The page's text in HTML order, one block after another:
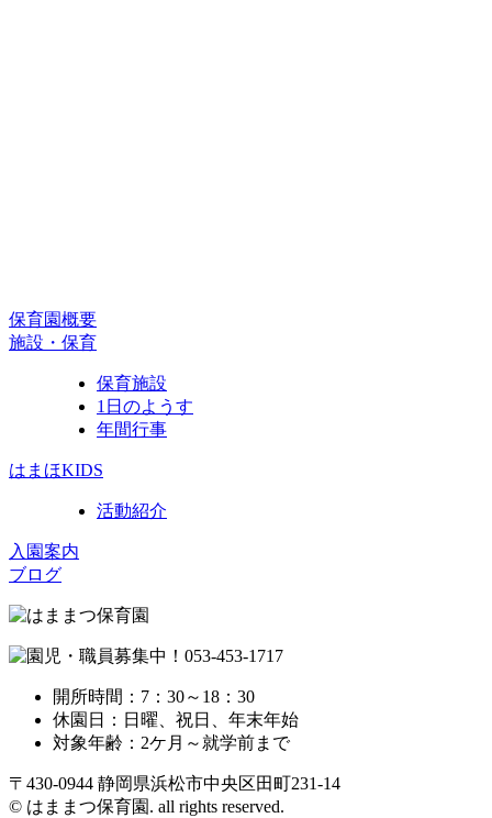
保育園概要
施設・保育
保育施設
1日のようす
年間行事
はまほKIDS
活動紹介
入園案内
ブログ
開所時間：7：30～18：30
休園日：日曜、祝日、年末年始
対象年齢：2ケ月～就学前まで
〒430-0944 静岡県浜松市中央区田町231-14
© はままつ保育園. all rights reserved.